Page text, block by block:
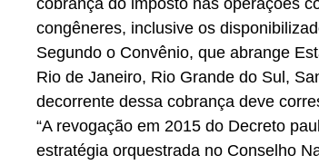
cobrança do imposto nas operações
congêneres, inclusive os
Segundo o Convênio, que abrange
Rio de Janeiro, Rio Grande do Sul,
decorrente dessa cobrança deve
“A revogação em 2015 do Decreto
estratégia orquestrada no Conselho